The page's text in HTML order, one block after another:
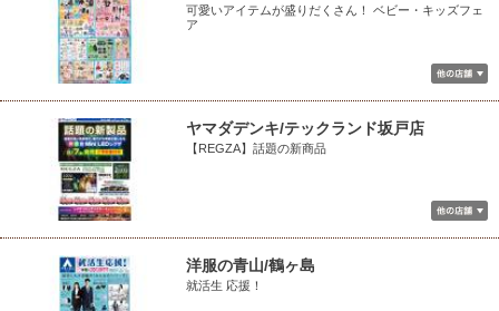
可愛いアイテムが盛りだくさん！ ベビー・キッズフェ
ア
ヤマダデンキ/テックランド坂戸店
【REGZA】話題の新商品
洋服の青山/鶴ヶ島
就活生 応援！